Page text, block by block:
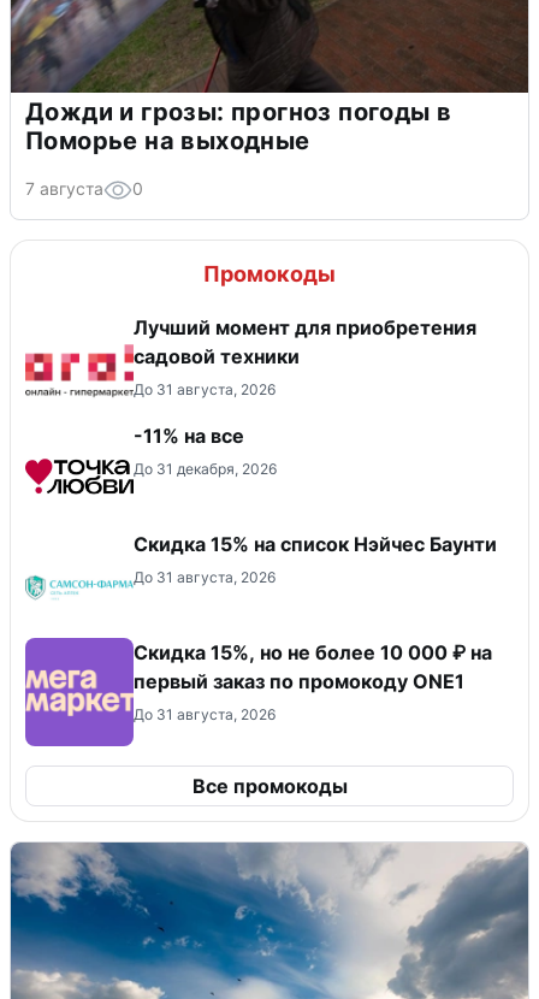
Дожди и грозы: прогноз погоды в
Поморье на выходные
7 августа 0
Промокоды
Лучший момент для приобретения
садовой техники
До 31 августа, 2026
-11% на все
До 31 декабря, 2026
Скидка 15% на список Нэйчес Баунти
До 31 августа, 2026
Скидка 15%, но не более 10 000 ₽ на
первый заказ по промокоду ONE1
До 31 августа, 2026
Все промокоды